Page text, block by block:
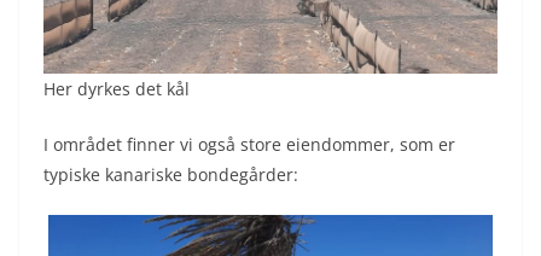
Her dyrkes det kål
I området finner vi også store eiendommer, som er
typiske kanariske bondegårder: